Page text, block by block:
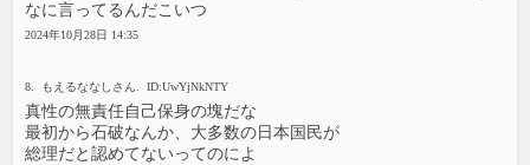
なに言ってるんだこいつ
2024年10月28日 14:35
8. もえるななしさん. ID:UwYjNkNTY
真性の無責任自己保身の塊だな
最初から石破なんか、大多数の日本国民が
総理だと認めてないってのによ